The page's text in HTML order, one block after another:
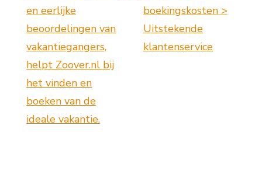
en eerlijke
beoordelingen van
vakantiegangers,
helpt Zoover.nl bij
het vinden en
boeken van de
ideale vakantie.
boekingskosten >
Uitstekende
klantenservice